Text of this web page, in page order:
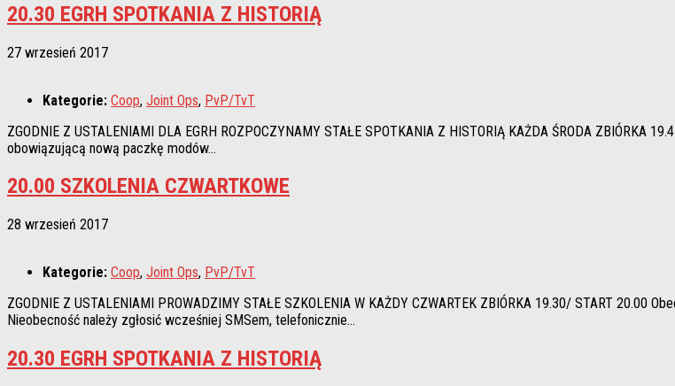
20.30 EGRH SPOTKANIA Z HISTORIĄ
27 wrzesień 2017
Kategorie: Coop, Joint Ops, PvP/TvT
ZGODNIE Z USTALENIAMI DLA EGRH ROZPOCZYNAMY STAŁE SPOTKANIA Z HISTORIĄ KAŻDA ŚRODA
obowiązującą nową paczkę modów...
20.00 SZKOLENIA CZWARTKOWE
28 wrzesień 2017
Kategorie: Coop, Joint Ops, PvP/TvT
ZGODNIE Z USTALENIAMI PROWADZIMY STAŁE SZKOLENIA W KAŻDY CZWARTEK ZBIÓRKA 19.30/ START
Nieobecność należy zgłosić wcześniej SMSem, telefonicznie...
20.30 EGRH SPOTKANIA Z HISTORIĄ